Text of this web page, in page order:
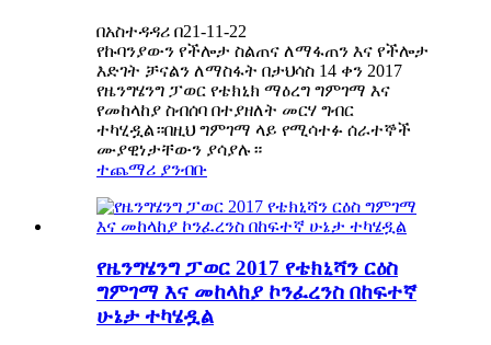
በአስተዳዳሪ በ21-11-22
የኩባንያውን የችሎታ ስልጠና ለማፋጠን እና የችሎታ
እድገት ቻናልን ለማስፋት በታህሳስ 14 ቀን 2017
የዜንግሄንግ ፓወር የቴክኒክ ማዕረግ ግምገማ እና
የመከላከያ ስብሰባ በተያዘለት መርሃ ግብር
ተካሂዷል።በዚህ ግምገማ ላይ የሚሳተፉ ሰራተኞች
ሙያዊነታቸውን ያሳያሉ።
ተጨማሪ ያንብቡ
የዜንግሄንግ ፓወር 2017 የቴክኒሻን ርዕስ
ግምገማ እና መከላከያ ኮንፈረንስ በከፍተኛ
ሁኔታ ተካሄዷል